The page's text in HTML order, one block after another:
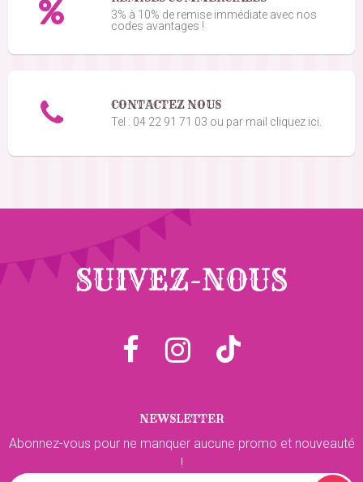
Dommage pas d attache
3% à 10% de remise immédiate avec nos
codes avantages !
CONTACTEZ NOUS
Tel : 04 22 91 71 03 ou par mail cliquez ici.
SUIVEZ-NOUS
NEWSLETTER
Abonnez-vous pour ne manquer aucune promo et nouveauté
!